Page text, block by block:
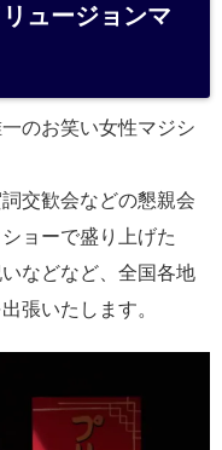
ュージョンマ
のお笑い女性マジシ
交歓会などの懇親会
ョーで盛り上げた
などなど、全国各地
張いたします。